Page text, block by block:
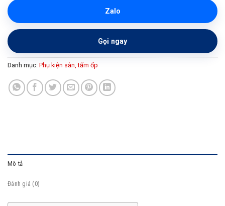
Zalo
Gọi ngay
Danh mục: Phụ kiện sàn, tấm ốp
Mô tả
Đánh giá (0)